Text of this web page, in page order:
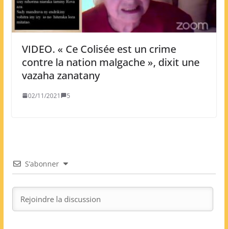
VIDEO. « Ce Colisée est un crime
contre la nation malgache », dixit une
vazaha zanatany
02/11/2021 5
S’abonner